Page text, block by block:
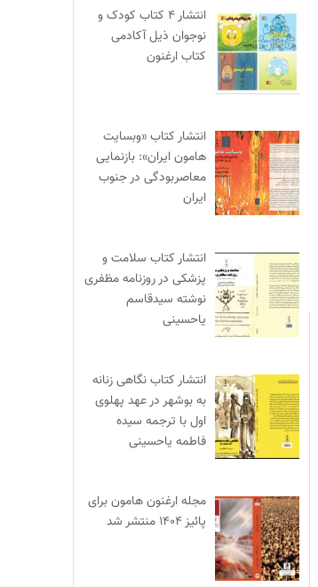
انتشار ۴ کتاب کودک و
نوجوان ذیل آکادمی
کتاب ارغنون
انتشار کتاب «وبسایت
هامون ایران»: بازنمایی
معاصربودگی در جنوب
ایران
انتشار کتاب سلامت و
پزشکی در روزنامه مظفری
نوشته سیدقاسم
یاحسینی
انتشار کتاب نگاهی زنانه
به بوشهر در عهد پهلوی
اول با ترجمه سیده
فاطمه یاحسینی
مجله ارغنون هامون برای
پائیز ۱۴۰۴ منتشر شد